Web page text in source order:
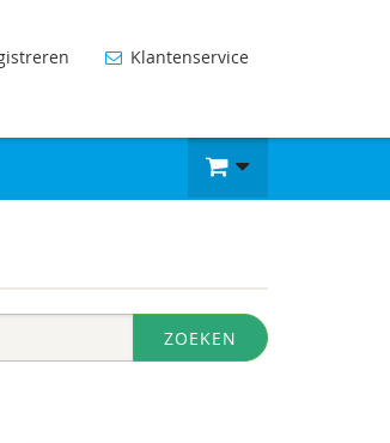
Klantenservice
ZOEKEN